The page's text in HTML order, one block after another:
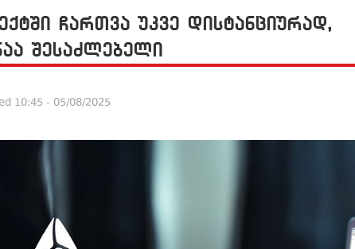
ჩართვა უკვე დისტანციურად,
შესაძლებელი
10:45 - 05/08/2025